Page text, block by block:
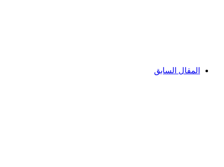
المقال السابق